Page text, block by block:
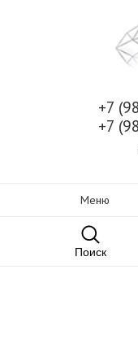
+7
+7
Меню
Поиск